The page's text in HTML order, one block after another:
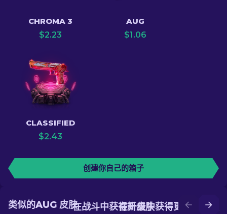
CHROMA 3
$2.23
AUG
$1.06
CLASSIFIED
$2.43
创建你自己的箱子
在升级中获得更好的皮肤
在战斗中获得新皮肤
类似的AUG 皮肤